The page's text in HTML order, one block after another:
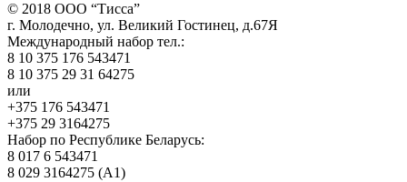
© 2018 ООО “Тисса”
г. Молодечно, ул. Великий Гостинец, д.67Я
Международный набор тел.:
8 10 375 176 543471
8 10 375 29 31 64275
или
+375 176 543471
+375 29 3164275
Набор по Республике Беларусь:
8 017 6 543471
8 029 3164275 (А1)